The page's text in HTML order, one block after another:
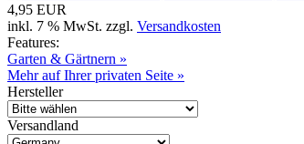
4,95 EUR
inkl. 7 % MwSt. zzgl. Versandkosten
Features:
Garten & Gärtnern »
Mehr auf Ihrer privaten Seite »
Hersteller
Versandland